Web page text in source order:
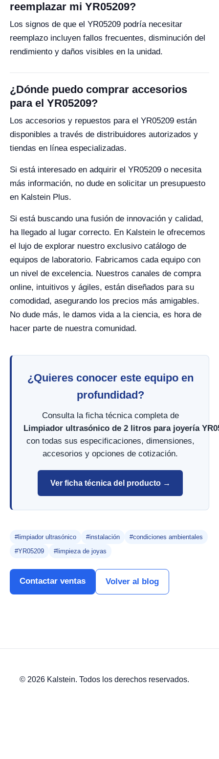
reemplazar mi YR05209?
Los signos de que el YR05209 podría necesitar
reemplazo incluyen fallos frecuentes, disminución del
rendimiento y daños visibles en la unidad.
¿Dónde puedo comprar accesorios
para el YR05209?
Los accesorios y repuestos para el YR05209 están
disponibles a través de distribuidores autorizados y
tiendas en línea especializadas.
Si está interesado en adquirir el YR05209 o necesita
más información, no dude en solicitar un presupuesto
en Kalstein Plus.
Si está buscando una fusión de innovación y calidad,
ha llegado al lugar correcto. En Kalstein le ofrecemos
el lujo de explorar nuestro exclusivo catálogo de
equipos de laboratorio. Fabricamos cada equipo con
un nivel de excelencia. Nuestros canales de compra
online, intuitivos y ágiles, están diseñados para su
comodidad, asegurando los precios más amigables.
No dude más, le damos vida a la ciencia, es hora de
hacer parte de nuestra comunidad.
¿Quieres conocer este equipo en
profundidad?
Consulta la ficha técnica completa de
Limpiador ultrasónico de 2 litros para joyería
con todas sus especificaciones, dimensiones,
accesorios y opciones de cotización.
Ver ficha técnica del producto →
#limpiador ultrasónico #instalación
#condiciones ambientales
#YR05209
#limpieza de joyas
Contactar ventas Volver al blog
© 2026 Kalstein. Todos los derechos reservados.